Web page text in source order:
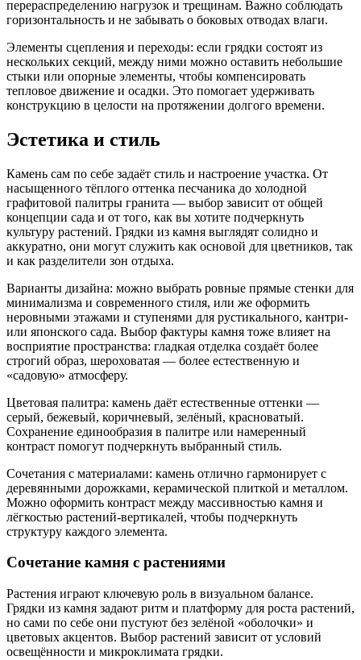
перераспределению нагрузок и трещинам. Важно соблюдать
горизонтальность и не забывать о боковых отводах влаги.
Элементы сцепления и переходы: если грядки состоят из
нескольких секций, между ними можно оставить небольшие
стыки или опорные элементы, чтобы компенсировать
тепловое движение и осадки. Это помогает удерживать
конструкцию в целости на протяжении долгого времени.
Эстетика и стиль
Камень сам по себе задаёт стиль и настроение участка. От
насыщенного тёплого оттенка песчаника до холодной
графитовой палитры гранита — выбор зависит от общей
концепции сада и от того, как вы хотите подчеркнуть
культуру растений. Грядки из камня выглядят солидно и
аккуратно, они могут служить как основой для цветников, так
и как разделители зон отдыха.
Варианты дизайна: можно выбрать ровные прямые стенки для
минимализма и современного стиля, или же оформить
неровными этажами и ступенями для рустикального, кантри-
или японского сада. Выбор фактуры камня тоже влияет на
восприятие пространства: гладкая отделка создаёт более
строгий образ, шероховатая — более естественную и
«садовую» атмосферу.
Цветовая палитра: камень даёт естественные оттенки —
серый, бежевый, коричневый, зелёный, красноватый.
Сохранение единообразия в палитре или намеренный
контраст помогут подчеркнуть выбранный стиль.
Сочетания с материалами: камень отлично гармонирует с
деревянными дорожками, керамической плиткой и металлом.
Можно оформить контраст между массивностью камня и
лёгкостью растений-вертикалей, чтобы подчеркнуть
структуру каждого элемента.
Сочетание камня с растениями
Растения играют ключевую роль в визуальном балансе.
Грядки из камня задают ритм и платформу для роста растений,
но сами по себе они пустуют без зелёной «оболочки» и
цветовых акцентов. Выбор растений зависит от условий
освещённости и микроклимата грядки.